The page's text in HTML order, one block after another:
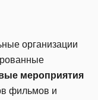
организации
мероприятия
фильмов и